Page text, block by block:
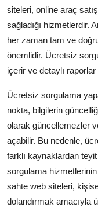
siteleri, online araç
sağladığı hizmetlerdir.
her zaman tam ve
önemlidir. Ücretsiz
içerir ve detaylı
Ücretsiz sorgulama
nokta, bilgilerin
olarak güncellemezler
açabilir. Bu nedenle,
farklı kaynaklardan
sorgulama
sahte web siteleri,
dolandırmak amacıyla